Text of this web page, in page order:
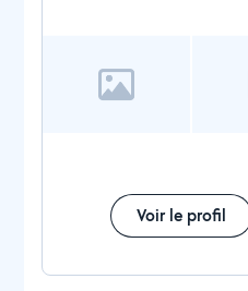
Voir le profil